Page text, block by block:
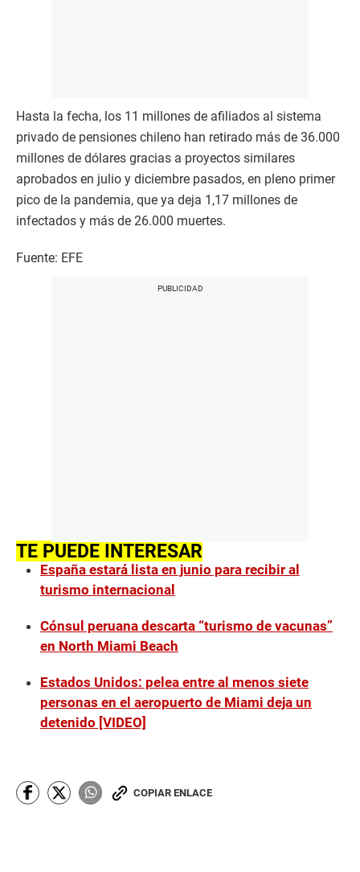
Hasta la fecha, los 11 millones de afiliados al sistema
privado de pensiones chileno han retirado más de 36.000
millones de dólares gracias a proyectos similares
aprobados en julio y diciembre pasados, en pleno primer
pico de la pandemia, que ya deja 1,17 millones de
infectados y más de 26.000 muertes.
Fuente: EFE
TE PUEDE INTERESAR
España estará lista en junio para recibir al
turismo internacional
Cónsul peruana descarta “turismo de vacunas”
en North Miami Beach
Estados Unidos: pelea entre al menos siete
personas en el aeropuerto de Miami deja un
detenido [VIDEO]
COPIAR ENLACE